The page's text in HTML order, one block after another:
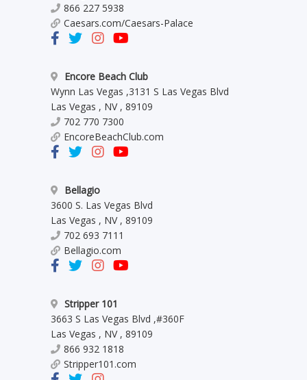
866 227 5938
Caesars.com/Caesars-Palace
Encore Beach Club
Wynn Las Vegas ,3131 S Las Vegas Blvd
Las Vegas , NV, 89109
702 770 7300
EncoreBeachClub.com
Bellagio
3600 S. Las Vegas Blvd
Las Vegas , NV, 89109
702 693 7111
Bellagio.com
Stripper 101
3663 S Las Vegas Blvd ,#360F
Las Vegas , NV, 89109
866 932 1818
Stripper101.com